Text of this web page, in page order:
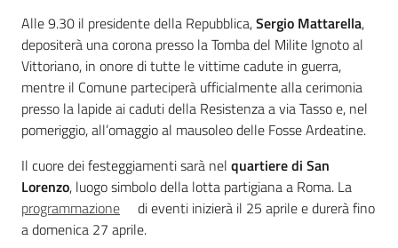
Regione
Emilia-
Romagna
Alle 9.30 il presidente della Repubblica,Sergio Mattarella,
depositerà una corona presso la Tomba del Milite Ignoto al
Vittoriano, in onore di tutte le vittime cadute in guerra,
mentre il Comune parteciperà ufficialmente alla cerimonia
presso la lapide ai caduti della Resistenza a via Tasso e, nel
pomeriggio, all’omaggio al mausoleo delle Fosse Ardeatine.
Il cuore dei festeggiamenti sarà nel quartiere di San
Lorenzo, luogo simbolo della lotta partigiana a Roma. La
programmazione
di eventi inizierà il 25 aprile e durerà fino
a domenica 27 aprile.